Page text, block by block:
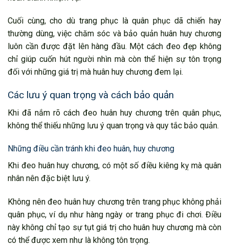
Cuối cùng, cho dù trang phục là quân phục dã chiến hay
thường dùng, việc chăm sóc và bảo quản huân huy chương
luôn cần được đặt lên hàng đầu. Một cách đeo đẹp không
chỉ giúp cuốn hút người nhìn mà còn thể hiện sự tôn trọng
đối với những giá trị mà huân huy chương đem lại.
Các lưu ý quan trọng và cách bảo quản
Khi đã nắm rõ cách đeo huân huy chương trên quân phục,
không thể thiếu những lưu ý quan trọng và quy tắc bảo quản.
Những điều cần tránh khi đeo huân, huy chương
Khi đeo huân huy chương, có một số điều kiêng kỵ mà quân
nhân nên đặc biệt lưu ý.
Không nên đeo huân huy chương trên trang phục không phải
quân phục, ví dụ như hàng ngày or trang phục đi chơi. Điều
này không chỉ tạo sự tụt giá trị cho huân huy chương mà còn
có thể được xem như là không tôn trọng.